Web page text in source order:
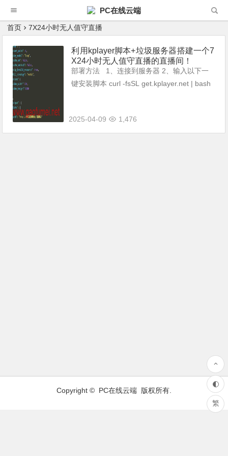
PC在线云端
首页 7X24小时无人值守直播
利用kplayer脚本+垃圾服务器搭建一个7
X24小时无人值守直播的直播间！
部署方法 1、连接到服务器 2、输入以下一
键安装脚本 curl -fsSL get.kplayer.net | bash
2025-04-09
1,476
Copyright © PC在线云端 版权所有.
繁